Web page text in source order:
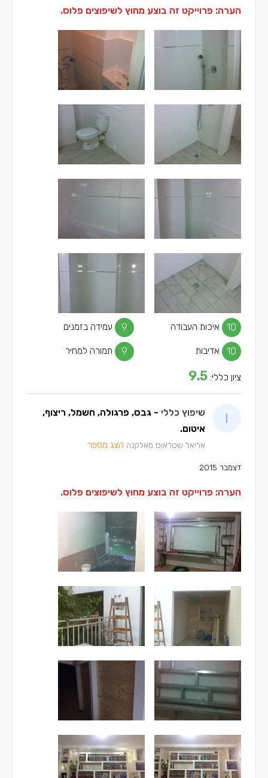
הערה: פרוייקט זה בוצע מחוץ לשיפוצים פלוס.
איכות העבודה 10 עמידה בזמנים 9
אדיבות 10 תמורה למחיר 9
ציון כללי: 9.5
שיפוץ כללי - גבס, פרגולה, חשמל, ריצוף,
איטום.
אריאל שטראוס מאלקנה הצג מספר
דצמבר 2015
הערה: פרוייקט זה בוצע מחוץ לשיפוצים פלוס.